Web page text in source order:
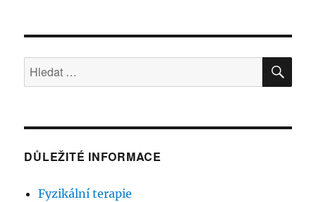
Hledat:
DŮLEŽITÉ INFORMACE
Fyzikální terapie